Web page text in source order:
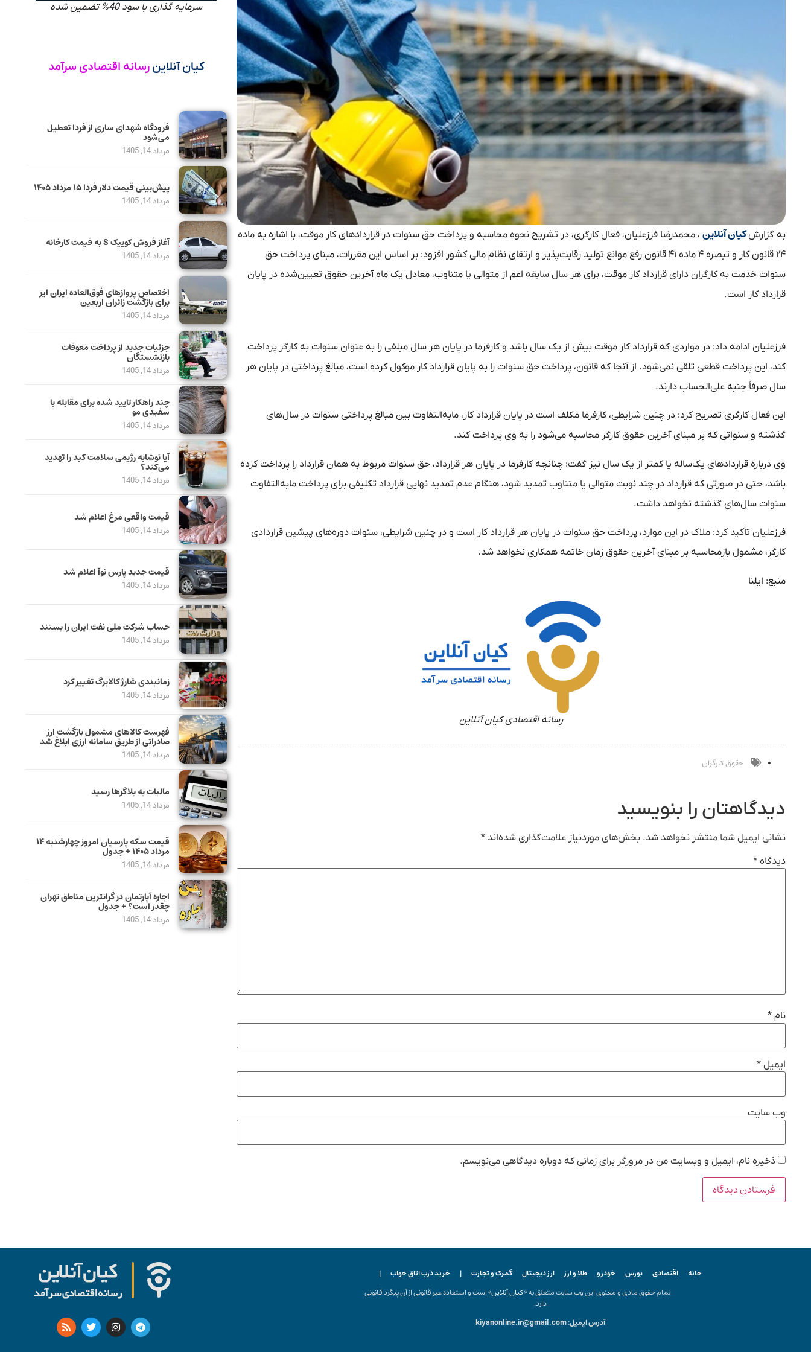
به گزارشکیان آنلاین ، محمدرضا فرزعلیان، فعال کارگری، در تشریح نحوه محاسبه و پرداخت حق سنوات در قراردادهای کار موقت، با اشاره به ماده
۲۴ قانون کار و تبصره ۴ ماده ۴۱ قانون رفع موانع تولید رقابت‌پذیر و ارتقای نظام مالی کشور افزود: بر اساس این مقررات، مبنای پرداخت حق
سنوات خدمت به کارگران دارای قرارداد کار موقت، برای هر سال سابقه اعم از متوالی یا متناوب، معادل یک ماه آخرین حقوق تعیین‌شده در پایان
قرارداد کار است.
فرزعلیان ادامه داد: در مواردی که قرارداد کار موقت بیش از یک سال باشد و کارفرما در پایان هر سال مبلغی را به عنوان سنوات به کارگر پرداخت
کند، این پرداخت قطعی تلقی نمی‌شود. از آنجا که قانون، پرداخت حق سنوات را به پایان قرارداد کار موکول کرده است، مبالغ پرداختی در پایان هر
سال صرفاً جنبه علی‌الحساب دارند.
این فعال کارگری تصریح کرد: در چنین شرایطی، کارفرما مکلف است در پایان قرارداد کار، مابه‌التفاوت بین مبالغ پرداختی سنوات در سال‌های
گذشته و سنواتی که بر مبنای آخرین حقوق کارگر محاسبه می‌شود را به وی پرداخت کند.
وی درباره قراردادهای یک‌ساله یا کمتر از یک سال نیز گفت: چنانچه کارفرما در پایان هر قرارداد، حق سنوات مربوط به همان قرارداد را پرداخت کرده
باشد، حتی در صورتی که قرارداد در چند نوبت متوالی یا متناوب تمدید شود، هنگام عدم تمدید نهایی قرارداد تکلیفی برای پرداخت مابه‌التفاوت
سنوات سال‌های گذشته نخواهد داشت.
فرزعلیان تأکید کرد: ملاک در این موارد، پرداخت حق سنوات در پایان هر قرارداد کار است و در چنین شرایطی، سنوات دوره‌های پیشین قراردادی
کارگر، مشمول بازمحاسبه بر مبنای آخرین حقوق زمان خاتمه همکاری نخواهد شد.
منبع: ایلنا
رسانه اقتصادی کیان آنلاین
حقوق کارگران
دیدگاهتان را بنویسید
نشانی ایمیل شما منتشر نخواهد شد. بخش‌های موردنیاز علامت‌گذاری شده‌اند *
دیدگاه *
نام *
ایمیل *
وب‌ سایت
ذخیره نام، ایمیل و وبسایت من در مرورگر برای زمانی که دوباره دیدگاهی می‌نویسم.
سرمایه گذاری با سود 40% تضمین شده
کیان آنلاین رسانه اقتصادی سرآمد
فرودگاه شهدای ساری از فردا تعطیل
می‌شود
مرداد 14, 1405
پیش‌بینی قیمت دلار فردا ۱۵ مرداد ۱۴۰۵
مرداد 14, 1405
آغاز فروش کوییک S به قیمت کارخانه
مرداد 14, 1405
اختصاص پروازهای فوق‌العاده ایران ایر
برای بازگشت زائران اربعین
مرداد 14, 1405
جزئیات جدید از پرداخت معوقات
بازنشستگان
مرداد 14, 1405
چند راهکار تایید شده برای مقابله با
سفیدی مو
مرداد 14, 1405
آیا نوشابه رژیمی سلامت کبد را تهدید
می‌کند؟
مرداد 14, 1405
قیمت واقعی مرغ اعلام شد
مرداد 14, 1405
قیمت جدید پارس نوآ اعلام شد
مرداد 14, 1405
حساب‌ شرکت ملی نفت ایران را بستند
مرداد 14, 1405
زمانبندی شارژ کالابرگ تغییر کرد
مرداد 14, 1405
فهرست کالاهای مشمول بازگشت ارز
صادراتی از طریق سامانه ارزی ابلاغ شد
مرداد 14, 1405
مالیات به بلاگرها رسید
مرداد 14, 1405
قیمت سکه پارسیان امروز چهارشنبه ۱۴
مرداد ۱۴۰۵ + جدول
مرداد 14, 1405
اجاره آپارتمان در گرانترین مناطق تهران
چقدر است؟ + جدول
مرداد 14, 1405
خانه اقتصادی بورس خودرو طلا و ارز ارز دیجیتال گمرک و تجارت | خرید درب اتاق خواب
|
تمام حقوق مادی و معنوی این وب سایت متعلق به «کیان آنلاین» است و استفاده غیر قانونی از آن پیگرد قانونی
دارد.
آدرس ایمیل: kiyanonline.ir@gmail.com